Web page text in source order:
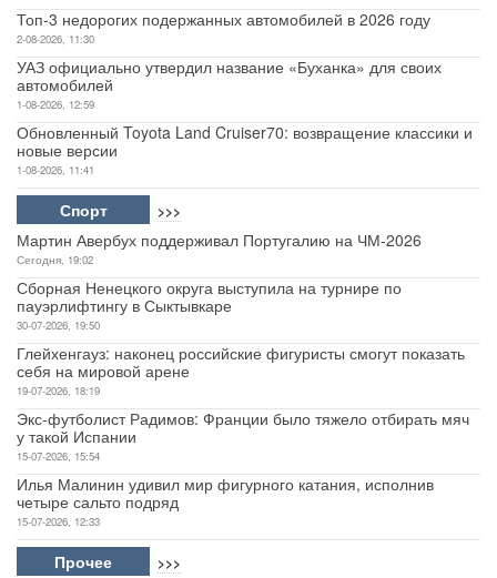
Топ-3 недорогих подержанных автомобилей в 2026 году
2-08-2026, 11:30
УАЗ официально утвердил название «Буханка» для своих
автомобилей
1-08-2026, 12:59
Обновленный Toyota Land Cruiser70: возвращение классики и
новые версии
1-08-2026, 11:41
Спорт >>>
Мартин Авербух поддерживал Португалию на ЧМ-2026
Сегодня, 19:02
Сборная Ненецкого округа выступила на турнире по
пауэрлифтингу в Сыктывкаре
30-07-2026, 19:50
Глейхенгауз: наконец российские фигуристы смогут показать
себя на мировой арене
19-07-2026, 18:19
Экс-футболист Радимов: Франции было тяжело отбирать мяч
у такой Испании
15-07-2026, 15:54
Илья Малинин удивил мир фигурного катания, исполнив
четыре сальто подряд
15-07-2026, 12:33
Прочее >>>